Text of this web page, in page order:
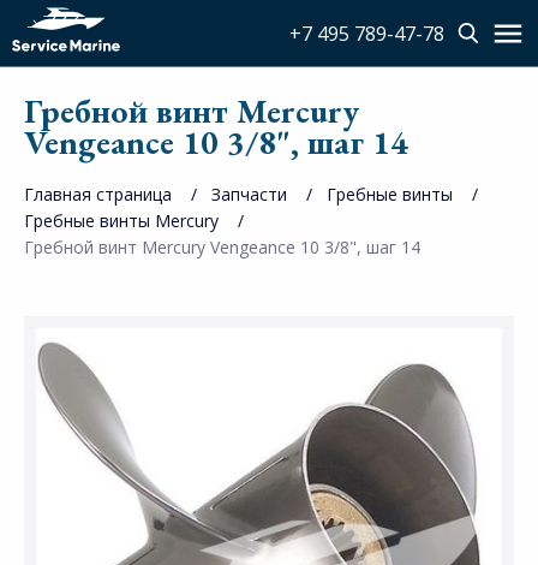
+7 495 789-47-78
Гребной винт Mercury
Vengeance 10 3/8", шаг 14
Главная страница Запчасти
Гребные винты
Гребные винты Mercury
Гребной винт Mercury Vengeance 10 3/8", шаг 14